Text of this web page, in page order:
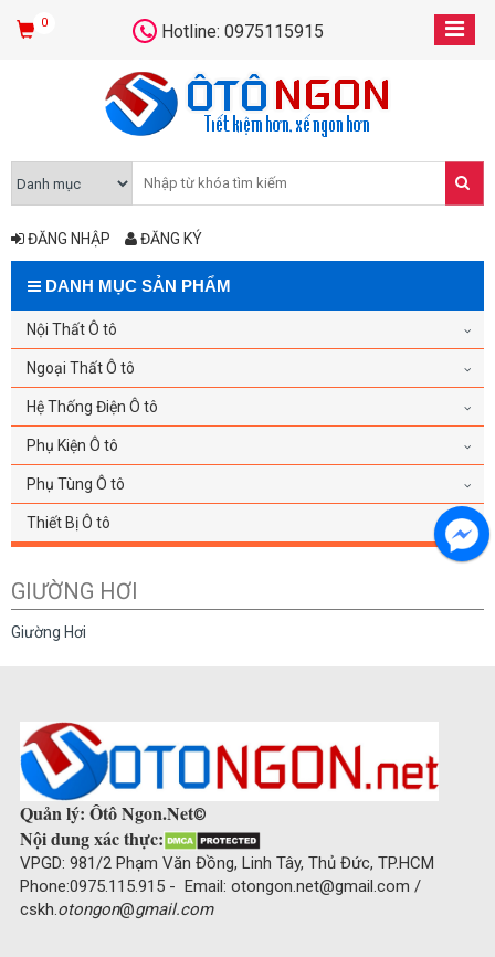
0 Hotline: 0975115915
ĐĂNG NHẬP ĐĂNG KÝ
DANH MỤC SẢN PHẨM
Nội Thất Ô tô
Ngoại Thất Ô tô
Hệ Thống Điện Ô tô
Phụ Kiện Ô tô
Phụ Tùng Ô tô
Thiết Bị Ô tô
GIƯỜNG HƠI
Giường Hơi
Quản lý: Ôtô Ngon.Net©
Nội dung xác thực:
VPGD: 981/2 Phạm Văn Đồng, Linh Tây, Thủ Đức, TP.HCM
Phone:0975.115.915 - Email: otongon.net@gmail.com /
cskh.otongon@gmail.com